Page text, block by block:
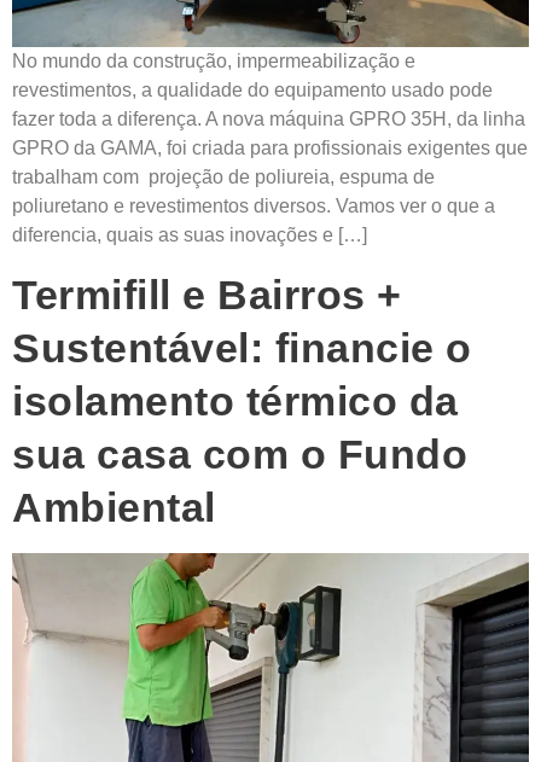
No mundo da construção, impermeabilização e
revestimentos, a qualidade do equipamento usado pode
fazer toda a diferença. A nova máquina GPRO 35H, da linha
GPRO da GAMA, foi criada para profissionais exigentes que
trabalham com projeção de poliureia, espuma de
poliuretano e revestimentos diversos. Vamos ver o que a
diferencia, quais as suas inovações e […]
Termifill e Bairros +
Sustentável: financie o
isolamento térmico da
sua casa com o Fundo
Ambiental